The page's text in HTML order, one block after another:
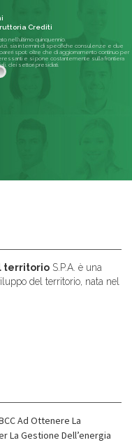
nell'ultimo quinquennio.
sia in termini di specifiche consulenze e due
spot; oltre che di aggiornamento continuo per
e si pone costantemente sulla frontiera
dei settori presidiati.
Crediti
territorio S.P.A. è una
del territorio, nata nel
Ad Ottenere La
La Gestione Dell’energia